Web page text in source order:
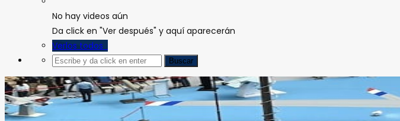
No hay videos aún
Da click en "Ver después" y aquí aparecerán
Verlos todos